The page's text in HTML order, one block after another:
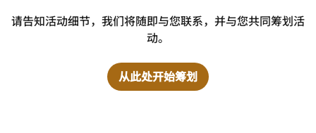
请告知活动细节，我们将随即与您联系，并与您共同筹划活
动。
从此处开始筹划